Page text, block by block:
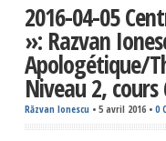
2016-04-05
»: Razvan
Apologétique/
Niveau 2, cours
Răzvan Ionescu • 5 avril 2016 • 0